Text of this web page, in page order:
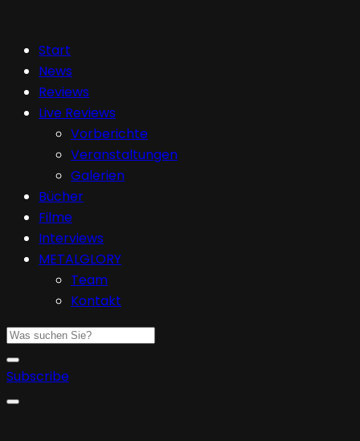
Start
News
Reviews
Live Reviews
Vorberichte
Veranstaltungen
Galerien
Bücher
Filme
Interviews
METALGLORY
Team
Kontakt
Subscribe